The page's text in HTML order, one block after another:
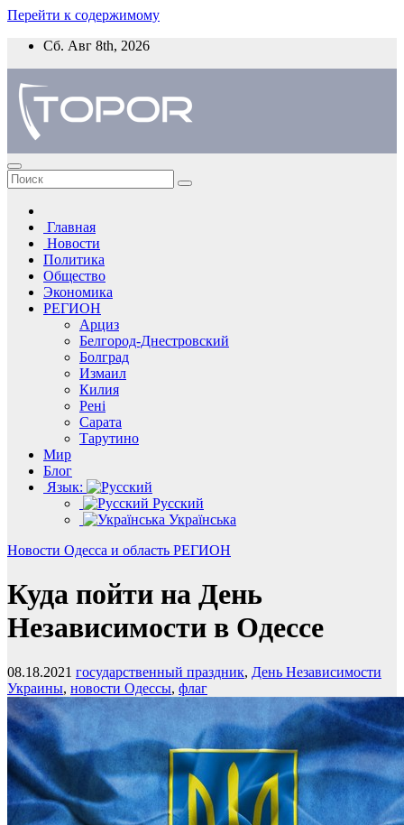
Перейти к содержимому
Сб. Авг 8th, 2026
Главная
Новости
Политика
Общество
Экономика
РЕГИОН
Арциз
Белгород-Днестровский
Болград
Измаил
Килия
Рені
Сарата
Тарутино
Мир
Блог
Язык:
Русский
Українська
Новости Одесса и область РЕГИОН
Куда пойти на День
Независимости в Одессе
08.18.2021 государственный праздник, День Независимости
Украины, новости Одессы, флаг